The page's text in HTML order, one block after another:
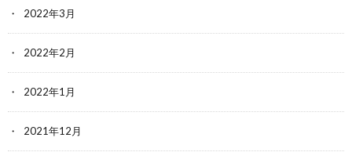
2022年3月
2022年2月
2022年1月
2021年12月